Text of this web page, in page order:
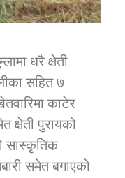
जुम्लाकाे सुचना
धरै क्षेती
सहित ७
काटेर
क्षेती पुरायको
सास्कृतिक
समेत बगाएको